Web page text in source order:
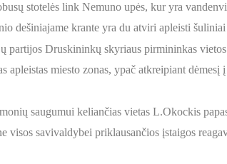
stotelės link Nemuno upės, kur yra
dešiniajame krante yra du atviri apleisti
partijos Druskininkų skyriaus pirmininkas
apleistas miesto zonas, ypač atkreipiant
saugumui keliančias vietas L.Okockis
visos savivaldybei priklausančios įstaigos